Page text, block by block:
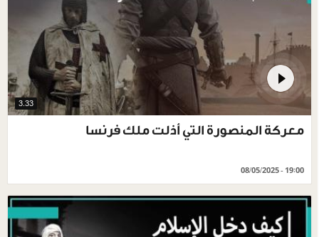
3.33
معركة المنصورة التي أذلت ملك فرنسا
08/05/2025 - 19:00